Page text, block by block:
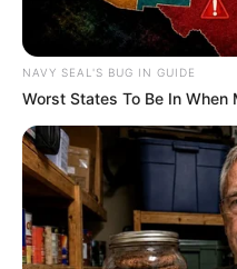
NAVY SEAL'S BUG IN GUIDE
Worst States To Be In When